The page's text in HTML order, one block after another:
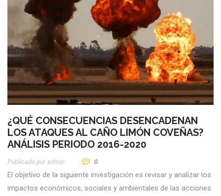
¿QUÉ CONSECUENCIAS DESENCADENAN
LOS ATAQUES AL CAÑO LIMÓN COVEÑAS?
ANÁLISIS PERIODO 2016-2020
Publicado por Admin 0
El objetivo de la siguiente investigación es revisar y analizar los
impactos económicos, sociales y ambientales de las acciones